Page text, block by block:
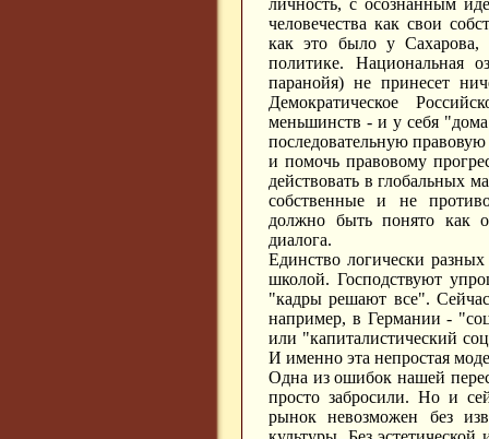
человечества как свои
как это было у Сахарова,
политике. Национальная
паранойя) не принесет
Демократическое
меньшинств - и у себя
последовательную
и помочь правовому
действовать в глобальных
собственные и не
должно быть понято как
диалога.
Единство логически
школой. Господствуют
"кадры решают все".
например, в Германии -
или "капиталистический
И именно эта непростая
Одна из ошибок нашей
просто забросили. Но и
рынок невозможен без